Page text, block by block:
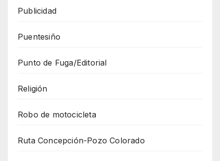
Publicidad
Puentesiño
Punto de Fuga/Editorial
Religión
Robo de motocicleta
Ruta Concepción-Pozo Colorado